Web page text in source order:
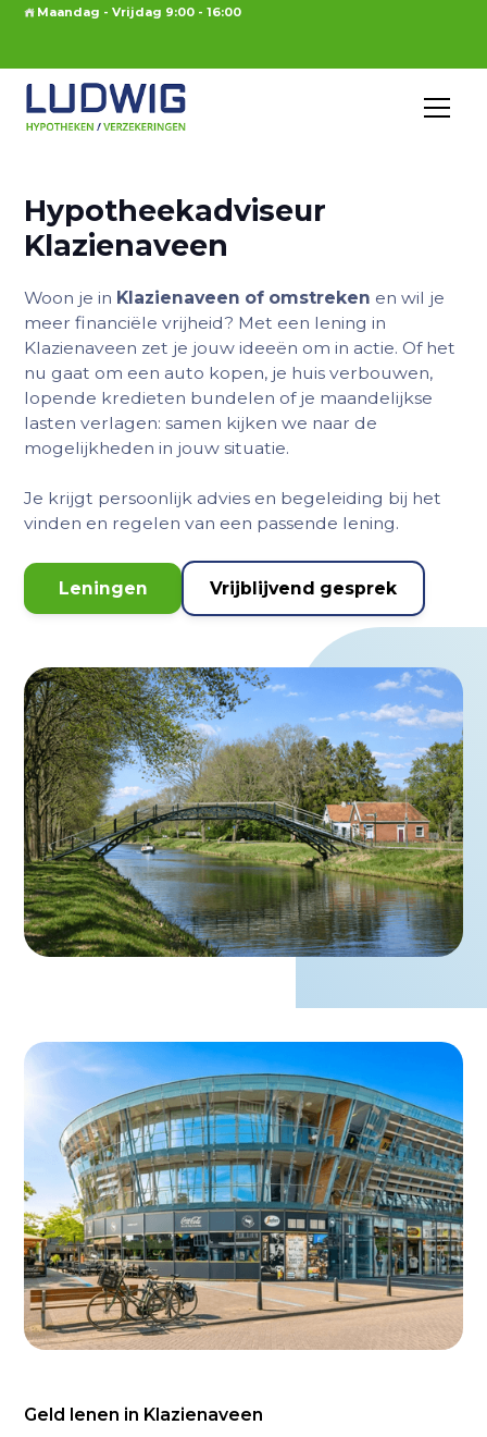
Maandag - Vrijdag 9:00 - 16:00
Hypotheekadviseur
Klazienaveen
Woon je in Klazienaveen of omstreken en wil je
meer financiële vrijheid? Met een lening in
Klazienaveen zet je jouw ideeën om in actie. Of het
nu gaat om een auto kopen, je huis verbouwen,
lopende kredieten bundelen of je maandelijkse
lasten verlagen: samen kijken we naar de
mogelijkheden in jouw situatie.
Je krijgt persoonlijk advies en begeleiding bij het
vinden en regelen van een passende lening.
Leningen Vrijblijvend gesprek
Geld lenen in Klazienaveen